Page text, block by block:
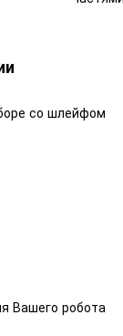
со шлейфом
Вашего робота